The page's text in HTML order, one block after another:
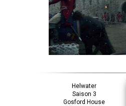
Helwater
Saison 3
Gosford House